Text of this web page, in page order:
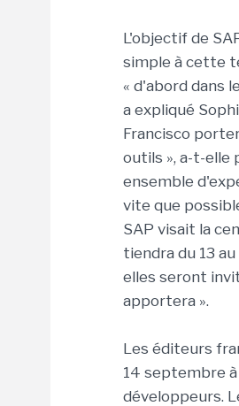
L'objectif de
simple à cette
« d'abord dans
a expliqué
Francisco
outils », a-t-elle
ensemble
vite que
SAP visait la
tiendra du 13
elles seront
apportera ».
Les éditeurs
14 septembre
développeurs.